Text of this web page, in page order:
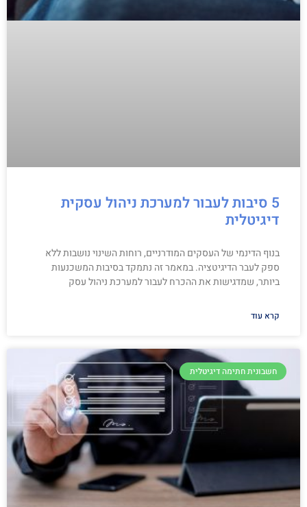
5 סיבות לעבור למערכת ניהול עסקית
דיגיטלית
בנוף הדינמי של העסקים המודרניים, רוחות השינוי נושבות ללא
ספק לעבר הדיגיטציה. במאמר זה נתמקד בסיבות המשכנעות
ביותר, שמדגישות את ההכרח לעבור למערכת ניהול עסק
קרא עוד
חשבונית חתימה דיגיטלית